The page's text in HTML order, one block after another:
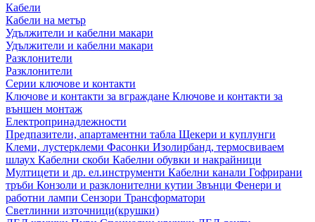
Кабели
Кабели на метър
Удължители и кабелни макари
Удължители и кабелни макари
Разклонители
Разклонители
Серии ключове и контакти
Ключове и контакти за вграждане Ключове и контакти за
външен монтаж
Електропринадлежности
Предпазители, апартаментни табла Щекери и куплунги
Клеми, лустерклеми Фасонки Изолирбанд, термосвиваем
шлаух Кабелни скоби Кабелни обувки и накрайници
Мултицети и др. ел.инструменти Кабелни канали Гофрирани
тръби Конзоли и разклонителни кутии Звънци Фенери и
работни лампи Сензори Трансформатори
Светлинни източници(крушки)